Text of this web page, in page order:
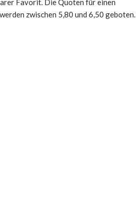
Favorit. Die Quoten für einen
zwischen 5,80 und 6,50 geboten.